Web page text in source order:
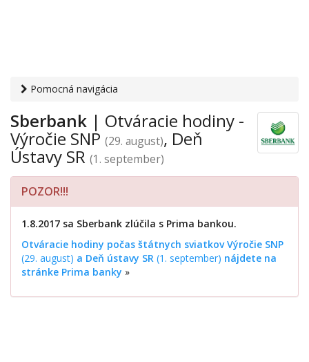
Pomocná navigácia
SNP, Deň Ústavy SR› Sberbank
Sberbank | Otváracie hodiny -
Výročie SNP (29. august), Deň
Ústavy SR (1. september)
POZOR!!!
1.8.2017 sa Sberbank zlúčila s Prima bankou.
Otváracie hodiny počas štátnych sviatkov Výročie SNP
(29. august) a Deň ústavy SR (1. september) nájdete na
stránke Prima banky »